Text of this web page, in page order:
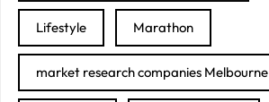
Lifestyle Marathon
market research companies Melbourne